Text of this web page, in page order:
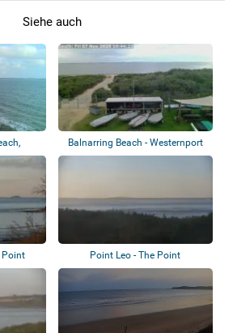
Siehe auch
Balnarring Beach - Westernport
Yacht Clu...
Point Point Leo - The Point